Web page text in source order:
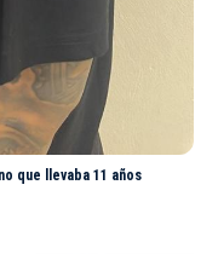
que llevaba 11 años